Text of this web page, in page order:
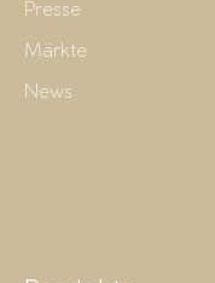
Presse
Märkte
News